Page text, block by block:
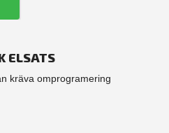
ELSATS
kräva omprogramering